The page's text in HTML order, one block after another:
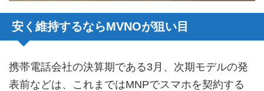
安く維持するならMVNOが狙い目
携帯電話会社の決算期である3月、次期モデルの発
表前などは、これまではMNPでスマホを契約する